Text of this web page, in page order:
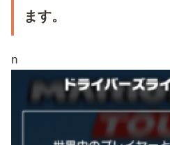
ます。
n